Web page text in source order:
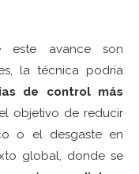
este avance son
la técnica podría
de control más
objetivo de reducir
o el desgaste en
global, donde se